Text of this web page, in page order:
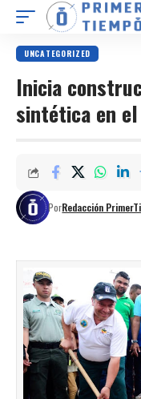
UNCATEGORIZED
Inicia
sintética en
PorRedacción